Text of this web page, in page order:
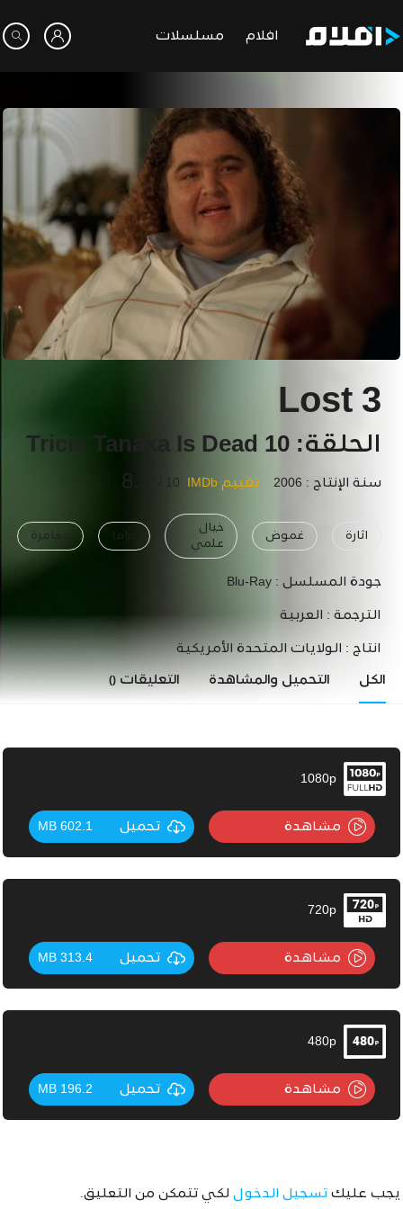
افلام مسلسلات
Lost 3
الحلقة: 10 Tricia Tanaka Is Dead
سنة الإنتاج : 2006 تقييم IMDb 10 /
8.3
اثارة غموض
خيال
علمي
دراما مغامرة
جودة المسلسل : Blu-Ray
الترجمة : العربية
انتاج : الولايات المتحدة الأمريكية
الكل التحميل والمشاهدة التعليقات ()
1080p
مشاهدة تحميل 602.1 MB
720p
مشاهدة تحميل 313.4 MB
480p
مشاهدة تحميل 196.2 MB
يجب عليك تسجيل الدخول لكي تتمكن من التعليق.